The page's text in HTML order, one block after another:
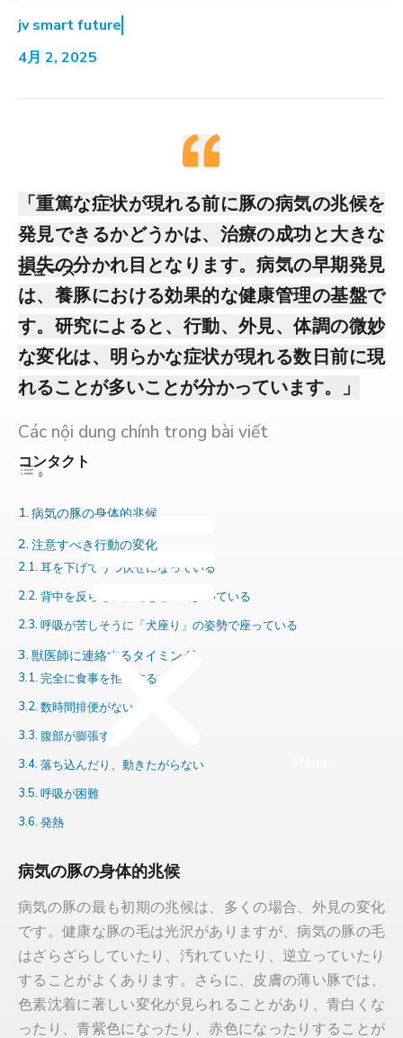
ニュース
コンタクト
jv smart future
4月 2, 2025
「重篤な症状が現れる前に豚の病気の兆候を
発見できるかどうかは、治療の成功と大きな
損失の分かれ目となります。病気の早期発見
は、養豚における効果的な健康管理の基盤で
す。研究によると、行動、外見、体調の微妙
な変化は、明らかな症状が現れる数日前に現
れることが多いことが分かっています。」
Các nội dung chính trong bài viết
病気の豚の身体的兆候
注意すべき行動の変化
耳を下げてうつ伏せになっている
背中を反らせ、尻尾を巻いて歩いている
呼吸が苦しそうに「犬座り」の姿勢で座っている
獣医師に連絡するタイミング
完全に食事を拒否する
数時間排便がない
腹部が膨張する
落ち込んだり、動きたがらない
呼吸が困難
発熱
病気の豚の身体的兆候
病気の豚の最も初期の兆候は、多くの場合、外見の変化
です。健康な豚の毛は光沢がありますが、病気の豚の毛
はざらざらしていたり、汚れていたり、逆立っていたり
することがよくあります。さらに、皮膚の薄い豚では、
色素沈着に著しい変化が見られることがあり、青白くな
ったり、青紫色になったり、赤色になったりすることが